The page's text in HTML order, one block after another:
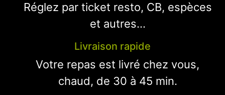
Réglez par ticket resto, CB, espèces
et autres...
Livraison rapide
Votre repas est livré chez vous,
chaud, de 30 à 45 min.